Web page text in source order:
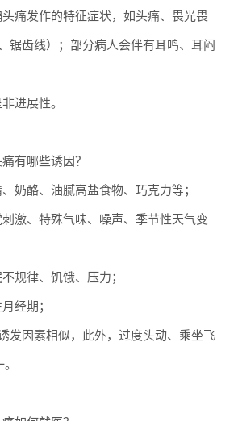
痛发作的特征症状，如头痛、畏光畏
锯齿线） ； 部分病人会伴有耳鸣、耳闷
进展性。
有哪些诱因？
、奶酪、油腻高盐食物、巧克力等；
激、特殊气味、噪声、季节性天气变
规律、 饥饿、压力；
经期 ；
发因素相似，此外，过度头动、乘坐飞